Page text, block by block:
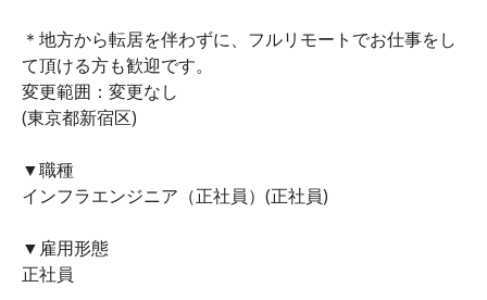
＊地方から転居を伴わずに、フルリモートでお仕事をし
て頂ける方も歓迎です。
変更範囲：変更なし
(東京都新宿区)
▼職種
インフラエンジニア（正社員）(正社員)
▼雇用形態
正社員